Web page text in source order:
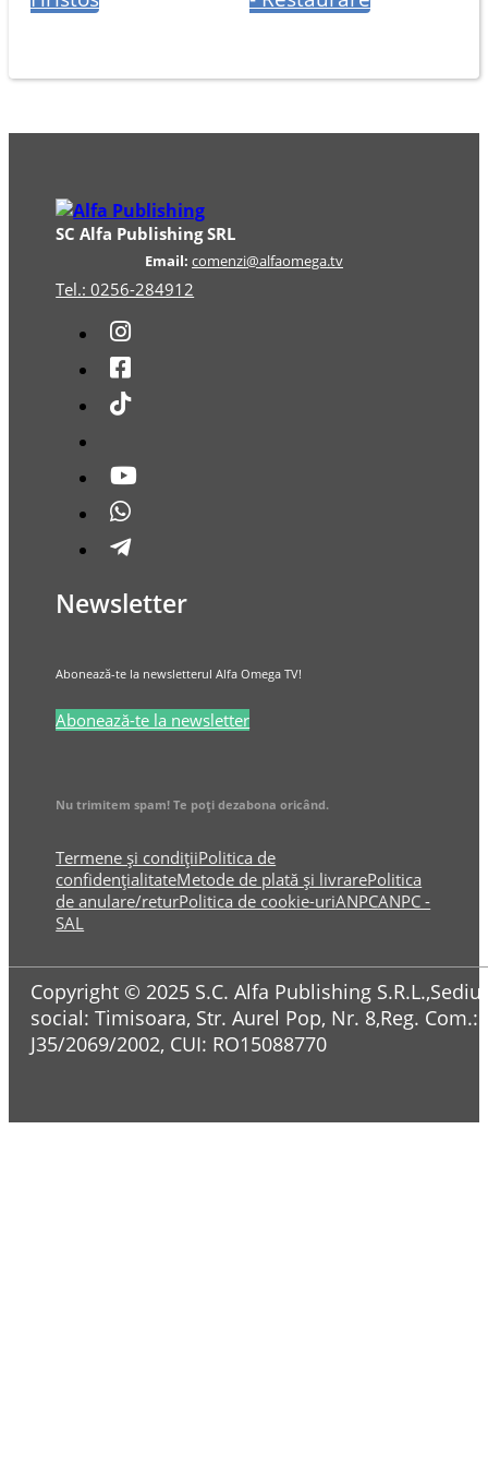
SC Alfa Publishing SRL
Email: comenzi@alfaomega.tv
Tel.: 0256-284912
Newsletter
Abonează-te la newsletterul Alfa Omega TV!
Abonează-te la newsletter
Nu trimitem spam! Te poți dezabona oricând.
Termene și condițiiPolitica de
confidențialitateMetode de plată și livrarePolitica
de anulare/returPolitica de cookie-uriANPCANPC -
SAL
Copyright © 2025 S.C. Alfa Publishing S.R.L.,Sediul
social: Timisoara, Str. Aurel Pop, Nr. 8,Reg. Com.:
J35/2069/2002, CUI: RO15088770